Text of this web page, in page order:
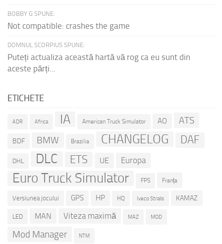
BOBBY G SPUNE:
Not compatible: crashes the game
DOMNUL SCORPIUS SPUNE:
Puteți actualiza această hartă vă rog ca eu sunt din
aceste părți...
ETICHETE
ADR Africa IA American Truck Simulator AO ATS
BDF BMW Brazilia CHANGELOG DAF
DHL DLC ETS UE Europa
Euro Truck Simulator FPS Franța
Versiunea jocului GPS HP HQ Iveco Stralis KAMAZ
LED MAN Viteza maximă MAZ MOD
Mod Manager NTM